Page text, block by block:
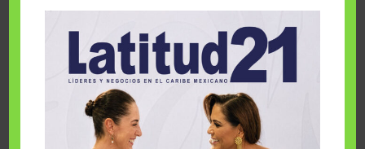
Cuando la solidaridad inspira; cumplen
sueños Fairmont Mayakoba y Make-A-Wish